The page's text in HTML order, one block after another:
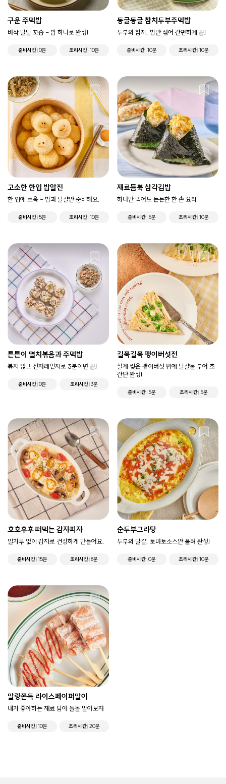
구운 주먹밥
바삭 달달 꼬숩 - 밥 하나로 완성!
준비시간 0분 조리시간 10분
동글동글 참치두부주먹밥
두부와 참치, 밥만 섞어 간편하게 끝!
준비시간 10분 조리시간 10분
고소한 한입 밥알전
한 입에 쏘옥 - 밥과 달걀만 준비해요.
준비시간 5분 조리시간 10분
재료듬뿍 삼각김밥
하나만 먹어도 든든한 한 손 요리
준비시간 5분 조리시간 10분
튼튼이 멸치볶음과 주먹밥
볶지 않고 전자레인지로 3분이면 끝!
준비시간 0분 조리시간 3분
길쭉길쭉 팽이버섯전
잘게 찢은 팽이버섯 위에 달걀물 부어 초
간단 완성!
준비시간 5분 조리시간 5분
호호후후 떠먹는 감자피자
밀가루 없이 감자로 건강하게 만들어요.
준비시간 15분 조리시간 8분
순두부그라탕
두부와 달걀, 토마토소스만 올려 완성!
준비시간 0분 조리시간 10분
말랑쫀득 라이스페이퍼말이
내가 좋아하는 재료 담아 돌돌 말아보자
준비시간 10분 조리시간 20분